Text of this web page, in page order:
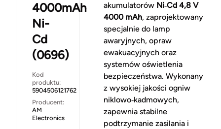
4000mAh
Ni-
Cd
(0696)
Kod
produktu:
5904506121762
Producent:
AM
Electronics
akumulatorów Ni‑Cd 4,8 V
4000 mAh, zaprojektowany
specjalnie do lamp
awaryjnych, opraw
ewakuacyjnych oraz
systemów oświetlenia
bezpieczeństwa. Wykonany
z wysokiej jakości ogniw
niklowo‑kadmowych,
zapewnia stabilne
podtrzymanie zasilania i